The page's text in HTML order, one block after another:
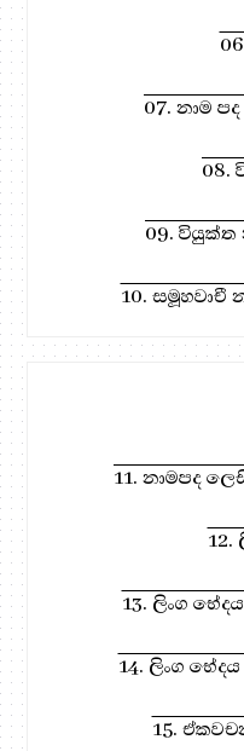
07. නාම
08.
09.
10. සමූහවාචී
11. නාමපද
12.
13. ලිංග
14. ලිංග
15.